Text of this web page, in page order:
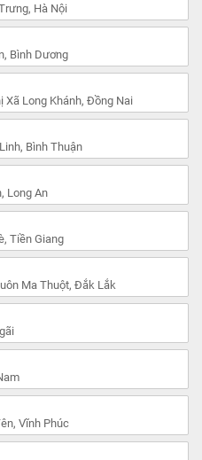
Hà Nội
Bình Dương
Xã Long Khánh, Đồng Nai
Bình Thuận
Long An
Tiền Giang
Ma Thuột, Đắk Lắk
Vĩnh Phúc